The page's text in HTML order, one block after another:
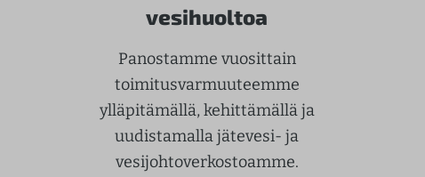
vesihuoltoa
Panostamme vuosittain
toimitusvarmuuteemme
ylläpitämällä, kehittämällä ja
uudistamalla jätevesi- ja
vesijohtoverkostoamme.